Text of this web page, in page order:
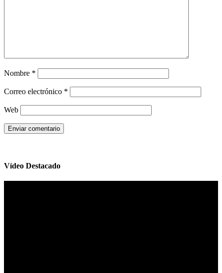
Nombre *
Correo electrónico *
Web
Vídeo Destacado